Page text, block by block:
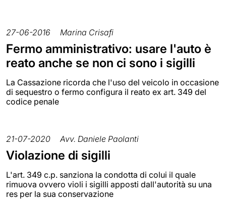
27-06-2016 Marina Crisafi
Fermo amministrativo: usare l'auto è
reato anche se non ci sono i sigilli
La Cassazione ricorda che l'uso del veicolo in occasione
di sequestro o fermo configura il reato ex art. 349 del
codice penale
21-07-2020 Avv. Daniele Paolanti
Violazione di sigilli
L'art. 349 c.p. sanziona la condotta di colui il quale
rimuova ovvero violi i sigilli apposti dall'autorità su una
res per la sua conservazione